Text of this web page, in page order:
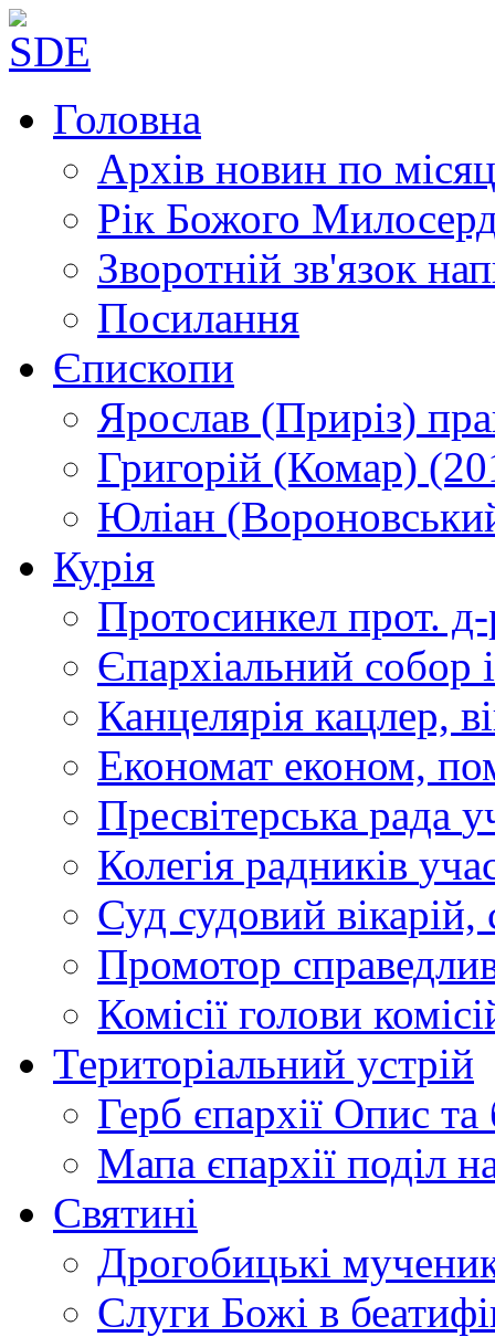
Головна
Архів новин по
Рік Божого
Зворотній зв'язок
Посилання
Єпископи
Ярослав (Приріз)
Григорій (Комар)
Юліан
Курія
Протосинкел прот.
Єпархіальний собор
Канцелярія кацлер,
Економат економ,
Пресвітерська рада
Колегія радників
Суд судовий вікарій,
Промотор
Комісії голови
Територіальний устрій
Герб єпархії Опис та
Мапа єпархії поділ
Святині
Дрогобицькі
Слуги Божі в